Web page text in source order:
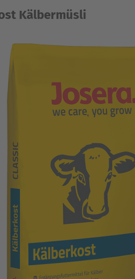
Kälbermüsli